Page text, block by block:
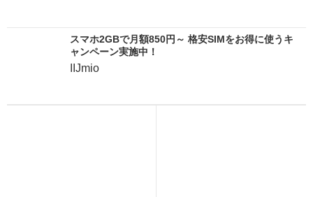
スマホ2GBで月額850円～ 格安SIMをお得に使うキ
ャンペーン実施中！
IIJmio